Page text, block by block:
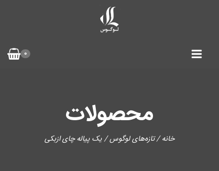
0
محصولات
خانه/تازه‌های لوگوس/ یک پیاله چای ازبکی